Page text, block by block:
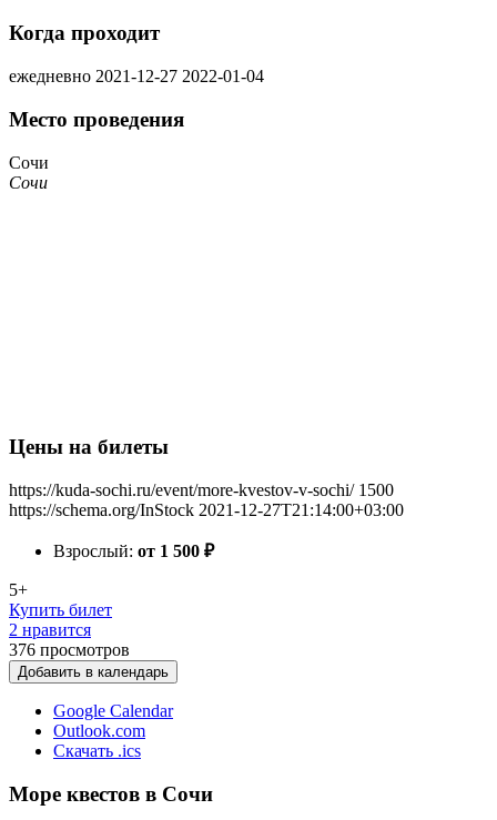
Когда проходит
ежедневно 2021-12-27 2022-01-04
Место проведения
Сочи
Сочи
Цены на билеты
https://kuda-sochi.ru/event/more-kvestov-v-sochi/ 1500
https://schema.org/InStock 2021-12-27T21:14:00+03:00
Взрослый: от 1 500 ₽
5+
Купить билет
2 нравится
376 просмотров
Добавить в календарь
Google Calendar
Outlook.com
Скачать .ics
Море квестов в Сочи